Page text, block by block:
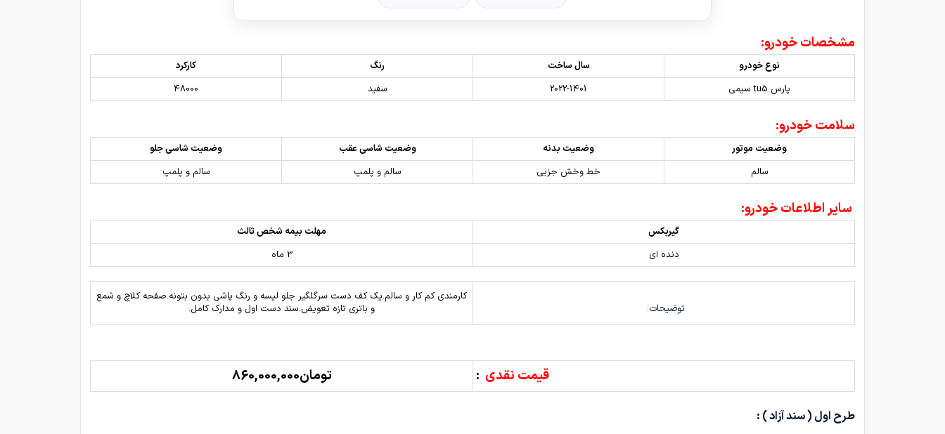
مشخصات خودرو:
نوع خودرو سال ساخت رنگ
کارکرد
پارس tu5 سیمی
2022-1401 سفید 48000
سلامت خودرو:
وضعیت موتور وضعیت بدنه وضعیت شاسی عقب
وضعیت شاسی جلو
سالم
خط وخش جزیی سالم و پلمپ سالم و پلمپ
سایر اطلاعات خودرو:
گیربکس
مهلت بیمه شخص ثالث
دنده ای
3 ماه
توضیحات:
کارمندی کم کار و سالم.یک کف دست سرگلگیر جلو لیسه و رنگ پاشی بدون بتونه.صفحه کلاچ و شمع
و باتری تازه تعویض.سند دست اول و مدارک کامل.
قیمت نقدی : تومان860,000,000
طرح اول ( سند آزاد ) :